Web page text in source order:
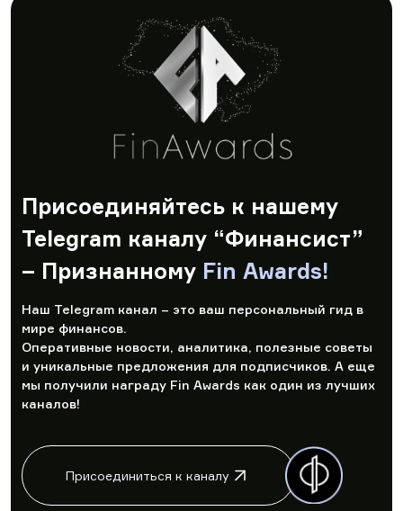
Присоединяйтесь к нашему
Telegram каналу “Финансист”
– Признанному Fin Awards!
Наш Telegram канал – это ваш персональный гид в
мире финансов.
Оперативные новости, аналитика, полезные советы
и уникальные предложения для подписчиков. А еще
мы получили награду Fin Awards как один из лучших
каналов!
Присоединиться к каналу